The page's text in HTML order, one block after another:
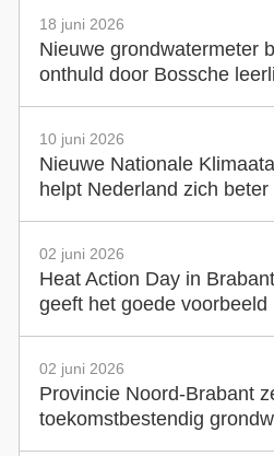
18 juni 2026
Nieuwe grondwatermeter
onthuld door Bossche
10 juni 2026
Nieuwe Nationale
helpt Nederland zich
02 juni 2026
Heat Action Day in
geeft het goede voorbeeld
02 juni 2026
Provincie Noord-Brabant
toekomstbestendig